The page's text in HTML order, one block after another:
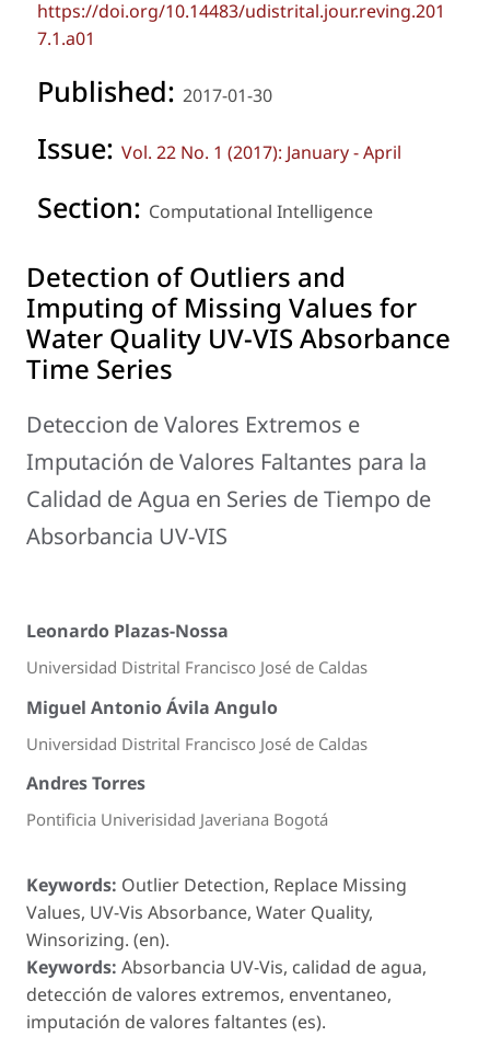
https://doi.org/10.14483/udistrital.jour.reving.201
7.1.a01
Published: 2017-01-30
Issue: Vol. 22 No. 1 (2017): January - April
Section: Computational Intelligence
Detection of Outliers and
Imputing of Missing Values for
Water Quality UV-VIS Absorbance
Time Series
Deteccion de Valores Extremos e
Imputación de Valores Faltantes para la
Calidad de Agua en Series de Tiempo de
Absorbancia UV-VIS
Leonardo Plazas-Nossa
Universidad Distrital Francisco José de Caldas
Miguel Antonio Ávila Angulo
Universidad Distrital Francisco José de Caldas
Andres Torres
Pontificia Univerisidad Javeriana Bogotá
Keywords: Outlier Detection, Replace Missing
Values, UV-Vis Absorbance, Water Quality,
Winsorizing. (en).
Keywords: Absorbancia UV-Vis, calidad de agua,
detección de valores extremos, enventaneo,
imputación de valores faltantes (es).